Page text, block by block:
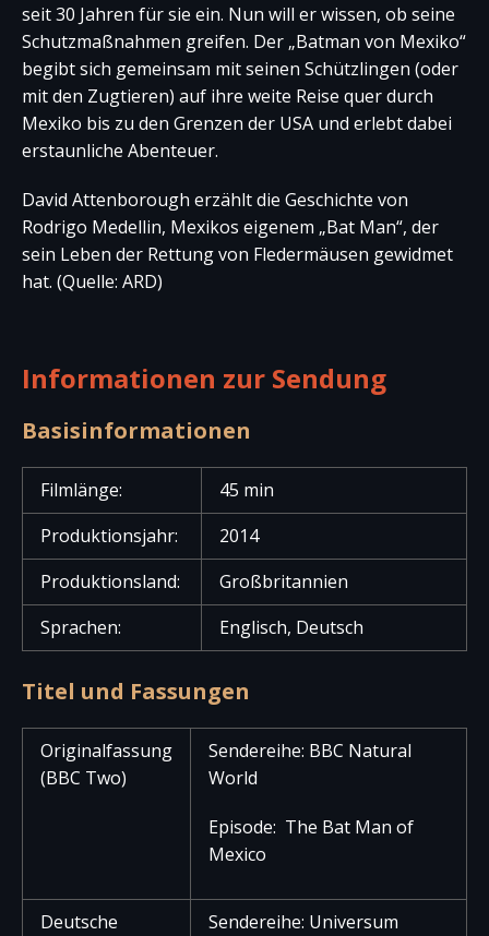
seit 30 Jahren für sie ein. Nun will er wissen, ob seine
Schutzmaßnahmen greifen. Der „Batman von Mexiko“
begibt sich gemeinsam mit seinen Schützlingen (oder
mit den Zugtieren) auf ihre weite Reise quer durch
Mexiko bis zu den Grenzen der USA und erlebt dabei
erstaunliche Abenteuer.
David Attenborough erzählt die Geschichte von
Rodrigo Medellin, Mexikos eigenem „Bat Man“, der
sein Leben der Rettung von Fledermäusen gewidmet
hat. (Quelle: ARD)
Informationen zur Sendung
Basisinformationen
Filmlänge:
45 min
Produktionsjahr:
2014
Produktionsland:
Großbritannien
Sprachen:
Englisch, Deutsch
Titel und Fassungen
Originalfassung
(BBC Two)
Sendereihe: BBC Natural
World
Episode: The Bat Man of
Mexico
Deutsche
Sendereihe: Universum